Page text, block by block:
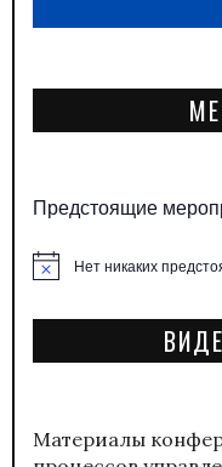
Предстоящие
ЗаметкаНет никаких
Материалы